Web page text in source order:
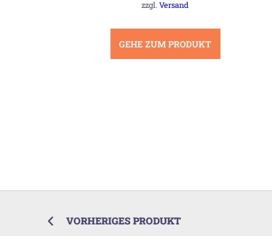
21,00 €
zzgl.Versand
GEHE ZUM PRODUKT
VORHERIGES PRODUKT